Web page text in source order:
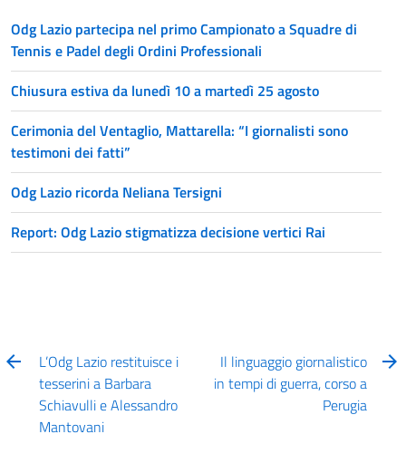
Odg Lazio partecipa nel primo Campionato a Squadre di
Tennis e Padel degli Ordini Professionali
Chiusura estiva da lunedì 10 a martedì 25 agosto
Cerimonia del Ventaglio, Mattarella: “I giornalisti sono
testimoni dei fatti”
Odg Lazio ricorda Neliana Tersigni
Report: Odg Lazio stigmatizza decisione vertici Rai
L’Odg Lazio restituisce i
tesserini a Barbara
Schiavulli e Alessandro
Mantovani
Il linguaggio giornalistico
in tempi di guerra, corso a
Perugia